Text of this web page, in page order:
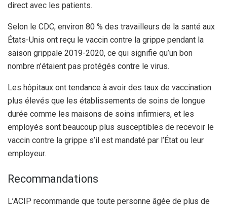
direct avec les patients.
Selon le CDC, environ 80 % des travailleurs de la santé aux
États-Unis ont reçu le vaccin contre la grippe pendant la
saison grippale 2019-2020, ce qui signifie qu’un bon
nombre n’étaient pas protégés contre le virus.
Les hôpitaux ont tendance à avoir des taux de vaccination
plus élevés que les établissements de soins de longue
durée comme les maisons de soins infirmiers, et les
employés sont beaucoup plus susceptibles de recevoir le
vaccin contre la grippe s’il est mandaté par l’État ou leur
employeur.
Recommandations
L’ACIP recommande que toute personne âgée de plus de